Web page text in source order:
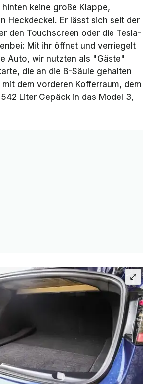
keine große Klappe,
Heckdeckel. Er lässt sich seit der
den Touchscreen oder die Tesla-
Mit ihr öffnet und verriegelt
Auto, wir nutzten als "Gäste"
die an die B-Säule gehalten
dem vorderen Kofferraum, dem
Liter Gepäck in das Model 3,